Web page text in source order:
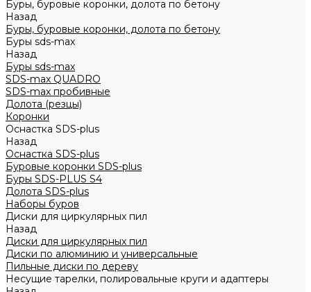
Буры, буровые коронки, долота по бетону
Назад
Буры, буровые коронки, долота по бетону
Буры sds-max
Назад
Буры sds-max
SDS-max QUADRO
SDS-max пробивные
Долота (резцы)
Коронки
Оснастка SDS-plus
Назад
Оснастка SDS-plus
Буровые коронки SDS-plus
Буры SDS-PLUS S4
Долота SDS-plus
Наборы буров
Диски для циркулярных пил
Назад
Диски для циркулярных пил
Диски по алюминию и универсальные
Пильные диски по дереву
Несущие тарелки, полировальные круги и адаптеры